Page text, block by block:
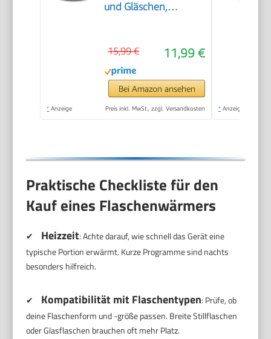
und Gläschen,
11,99 €
15,99 €
Bei Amazon ansehen
* Anzeige Preis inkl. MwSt., zzgl. Versandkosten * Anzeige
Praktische Checkliste für den
Kauf eines Flaschenwärmers
✔ Heizzeit: Achte darauf, wie schnell das Gerät eine
typische Portion erwärmt. Kurze Programme sind nachts
besonders hilfreich.
✔ Kompatibilität mit Flaschentypen: Prüfe, ob
deine Flaschenform und -größe passen. Breite Stillflaschen
oder Glasflaschen brauchen oft mehr Platz.